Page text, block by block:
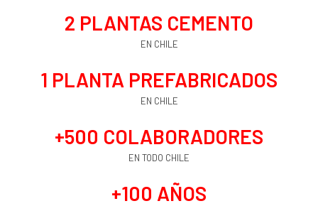
EN CHILE
2 PLANTAS CEMENTO
EN CHILE
1 PLANTA PREFABRICADOS
EN TODO CHILE
+500 COLABORADORES
+100 AÑOS